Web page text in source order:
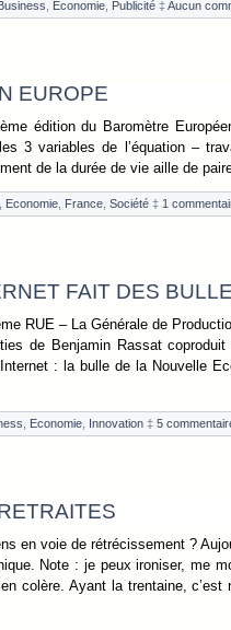
Economie Publicité ‡Aucun
EUROPE
édition du Baromètre
3 variables de l’équation –
de la durée de vie aille de
, Economie, France,Société ‡1
FAIT DES
RUE – La Générale de
de Benjamin Rassat
: la bulle de la Nouvelle
Economie Innovation ‡5
en voie de rétrécissement ?
Note : je peux ironiser, me
colère. Ayant la trentaine, c’est